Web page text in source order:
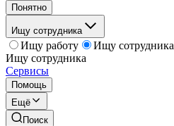
Понятно
Ищу сотрудника
Ищу работу
Ищу сотрудника
Ищу сотрудника
Сервисы
Помощь
Ещё
Поиск